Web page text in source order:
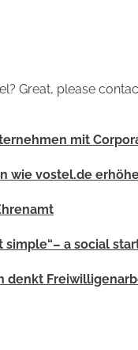
Great, please
mit
wie vostel.de
simple“– a social
denkt